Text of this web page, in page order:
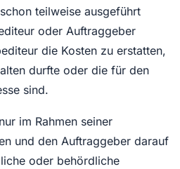
teilweise ausgeführt
oder Auftraggeber
die Kosten zu erstatten,
durfte oder die für den
sind.
im Rahmen seiner
und den Auftraggeber darauf
oder behördliche